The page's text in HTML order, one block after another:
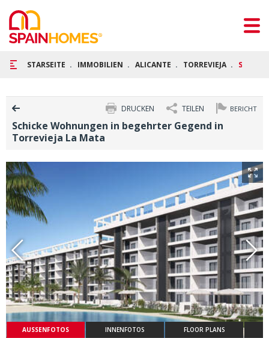
STARSEITE IMMOBILIEN ALICANTE TORREVIEJA
BERICHT
TEILEN
DRUCKEN
Schicke Wohnungen in begehrter Gegend in
Torrevieja La Mata
AUSSENFOTOS INNENFOTOS FLOOR PLANS